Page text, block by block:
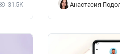
31.5K Анастасия